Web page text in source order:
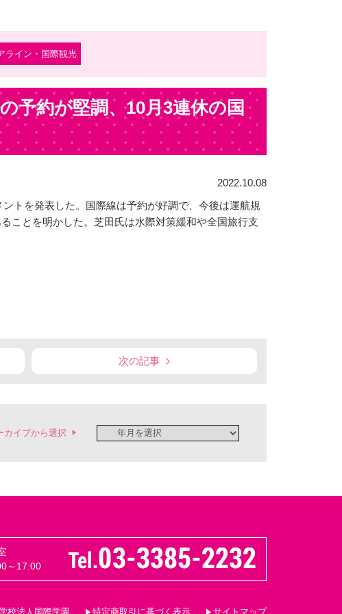
ライン・国際観光
予約が堅調、10月3連休の国
2022.10.08
トを発表した。国際線は予約が好調で、今後は運航規
ことを明かした。芝田氏は水際対策緩和や全国旅行支
次の記事
カイブから選択
～17:00
校法人国際学園 特定商取引に基づく表示 サイトマップ